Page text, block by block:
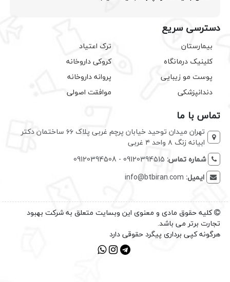
دسترسی سریع
بیمارستان
کلینیک درمانگاه
پوست مو زیبایی
دندانپزشکی
ترک اعتیاد
کروکی داروخانه
پروانه داروخانه
موافقت اصولی
تماس با ما
تهران میدان توحید خیابان پرچم غربی پلاک ۶۶ ساختمان دکتر
ابیانه زنگ ۸ واحد ۴ غربی
شماره تماس: 09120394515 - 09120394508
ایمیل: info@btbiran.com
کلیه حقوق مادی و معنوی این وبسایت متعلق به شرکت بهبود
تجارت برتر می باشد.
هرگونه کپی برداری پیگرد حقوقی دارد